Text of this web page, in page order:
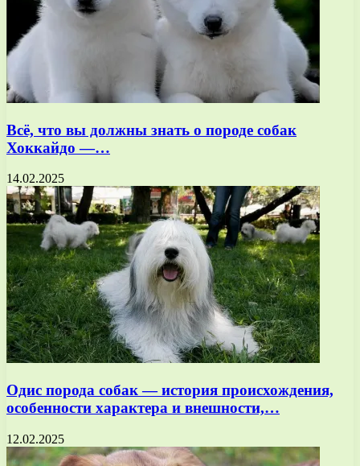
Всё, что вы должны знать о породе собак
Хоккайдо —…
14.02.2025
Одис порода собак — история происхождения,
особенности характера и внешности,…
12.02.2025